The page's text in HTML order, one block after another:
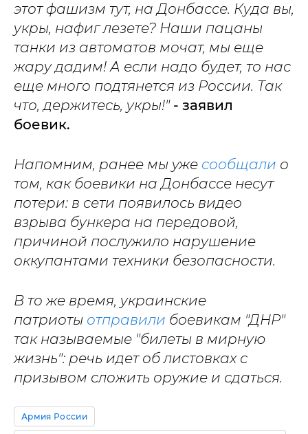
этот фашизм тут, на Донбассе. Куда вы,
укры, нафиг лезете? Наши пацаны
танки из автоматов мочат, мы еще
жару дадим! А если надо будет, то нас
еще много подтянется из России. Так
что, держитесь, укры!"- заявил
боевик.
Напомним, ранее мы уже сообщали о
том, как боевики на Донбассе несут
потери: в сети появилось видео
взрыва бункера на передовой,
причиной послужило нарушение
оккупантами техники безопасности.
В то же время, украинские
патриоты отправили боевикам "ДНР"
так называемые "билеты в мирную
жизнь": речь идет об листовках с
призывом сложить оружие и сдаться.
Армия России